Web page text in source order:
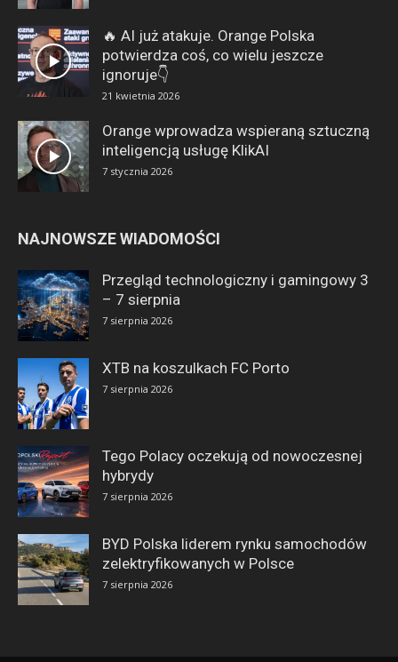
🔥 AI już atakuje. Orange Polska
potwierdza coś, co wielu jeszcze
ignoruje👇
21 kwietnia 2026
Orange wprowadza wspieraną sztuczną
inteligencją usługę KlikAI
7 stycznia 2026
NAJNOWSZE WIADOMOŚCI
Przegląd technologiczny i gamingowy 3
– 7 sierpnia
7 sierpnia 2026
XTB na koszulkach FC Porto
7 sierpnia 2026
Tego Polacy oczekują od nowoczesnej
hybrydy
7 sierpnia 2026
BYD Polska liderem rynku samochodów
zelektryfikowanych w Polsce
7 sierpnia 2026